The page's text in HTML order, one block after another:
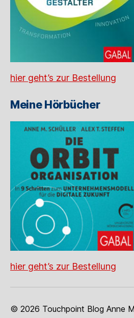
hier geht’s zur Bestellung
Meine Hörbücher
hier geht’s zur Bestellung
Schüller